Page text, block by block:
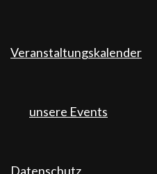
Veranstaltungskalender
unsere Events
Datenschutz